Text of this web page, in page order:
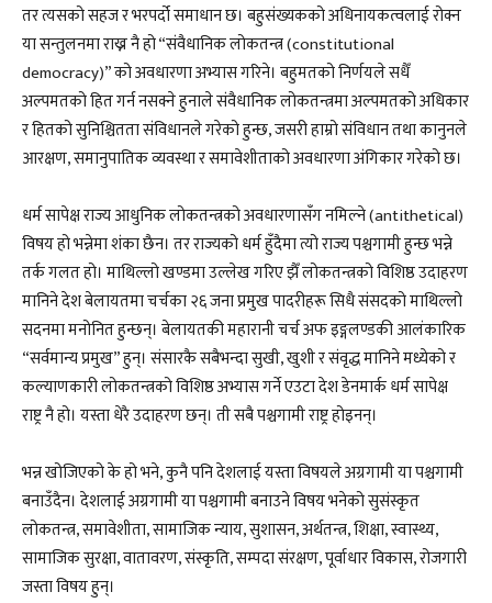
तर त्यसको सहज र भरपर्दो समाधान छ। बहुसंख्यकको अधिनायकत्वलाई रोक्न
या सन्तुलनमा राख्न नै हो “संवैधानिक लोकतन्त्र (constitutional
democracy)” को अवधारणा अभ्यास गरिने। बहुमतको निर्णयले सधैँ
अल्पमतको हित गर्न नसक्ने हुनाले संवैधानिक लोकतन्त्रमा अल्पमतको अधिकार
र हितको सुनिश्चितता संविधानले गरेको हुन्छ, जसरी हाम्रो संविधान तथा कानुनले
आरक्षण, समानुपातिक व्यवस्था र समावेशीताको अवधारणा अंगिकार गरेको छ।
धर्म सापेक्ष राज्य आधुनिक लोकतन्त्रको अवधारणासँग नमिल्ने (antithetical)
विषय हो भन्नेमा शंका छैन। तर राज्यको धर्म हुँदैमा त्यो राज्य पश्चगामी हुन्छ भन्ने
तर्क गलत हो। माथिल्लो खण्डमा उल्लेख गरिए झैँ लोकतन्त्रको विशिष्ठ उदाहरण
मानिने देश बेलायतमा चर्चका २६ जना प्रमुख पादरीहरू सिधै संसदको माथिल्लो
सदनमा मनोनित हुन्छन्। बेलायतकी महारानी चर्च अफ इङ्गलण्डकी आलंकारिक
“सर्वमान्य प्रमुख” हुन्। संसारकै सबैभन्दा सुखी, खुशी र संवृद्ध मानिने मध्येको र
कल्याणकारी लोकतन्त्रको विशिष्ठ अभ्यास गर्ने एउटा देश डेनमार्क धर्म सापेक्ष
राष्ट्र नै हो। यस्ता धेरै उदाहरण छन्। ती सबै पश्चगामी राष्ट्र होइनन्।
भन्न खोजिएको के हो भने, कुनै पनि देशलाई यस्ता विषयले अग्रगामी या पश्चगामी
बनाउँदैन। देशलाई अग्रगामी या पश्चगामी बनाउने विषय भनेको सुसंस्कृत
लोकतन्त्र, समावेशीता, सामाजिक न्याय, सुशासन, अर्थतन्त्र, शिक्षा, स्वास्थ्य,
सामाजिक सुरक्षा, वातावरण, संस्कृति, सम्पदा संरक्षण, पूर्वाधार विकास, रोजगारी
जस्ता विषय हुन्।